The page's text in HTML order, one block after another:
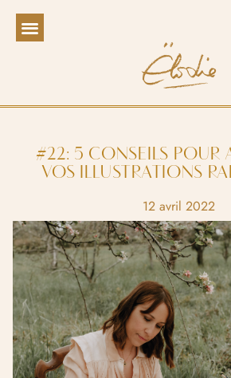
#22: 5 CONSEILS POUR
VOS ILLUSTRATIONS
12 avril 2022